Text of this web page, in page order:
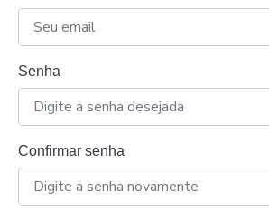
Senha
Confirmar senha